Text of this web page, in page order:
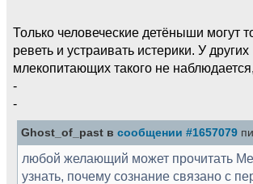
Только человеческие детёныши могут
реветь и устраивать истерики. У других
млекопитающих такого не
-
-
Ghost_of_past в сообщении #1657079
любой желающий может прочитать
узнать, почему сознание связано с